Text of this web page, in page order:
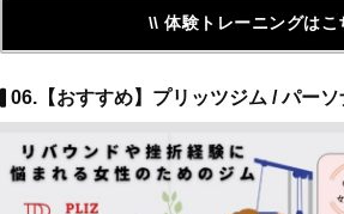
\\ 体験トレーニングはこ
06.【おすすめ】プリッツジム / パーソ